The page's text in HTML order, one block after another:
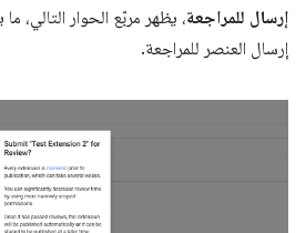
إرسال للمراجعة، يظهر مربّع الحوار التالي،
إرسال العنصر للمراجعة.